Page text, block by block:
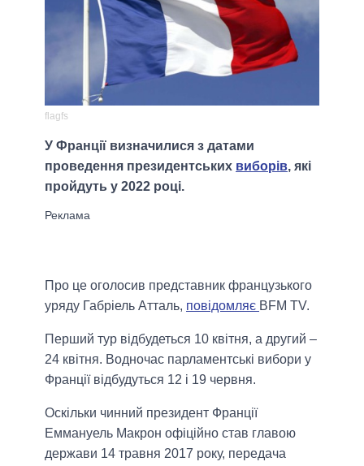
flagfs
У Франції визначилися з датами
проведення президентських виборів, які
пройдуть у 2022 році.
Про це оголосив представник французького
уряду Габріель Атталь, повідомляє BFM TV.
Перший тур відбудеться 10 квітня, а другий –
24 квітня. Водночас парламентські вибори у
Франції відбудуться 12 і 19 червня.
Оскільки чинний президент Франції
Еммануель Макрон офіційно став главою
держави 14 травня 2017 року, передача